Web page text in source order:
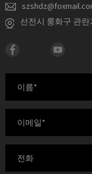
선전시 룽화구 관